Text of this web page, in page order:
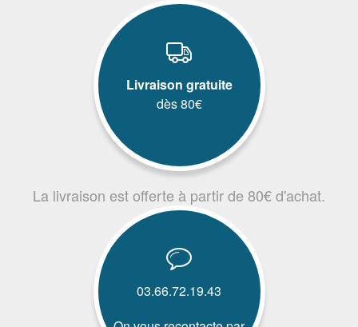
Livraison gratuite
dès 80€
La livraison est offerte à partir de 80€ d'achat.
03.66.72.19.43